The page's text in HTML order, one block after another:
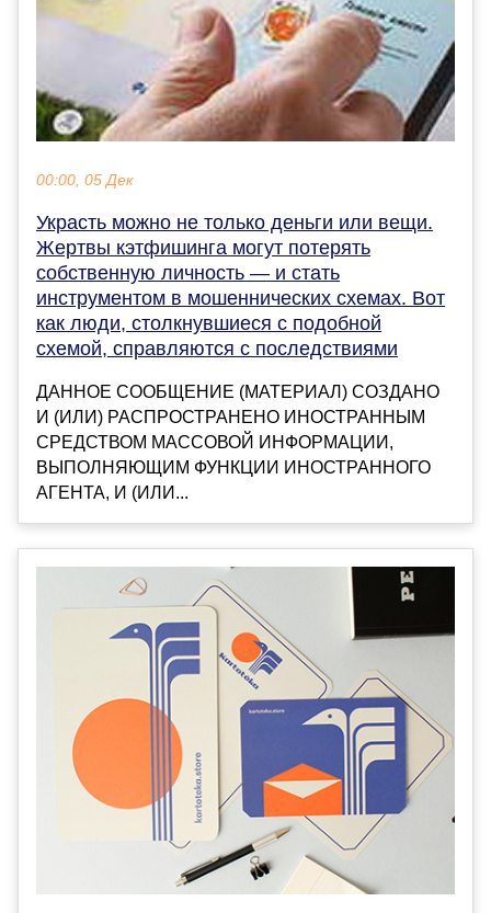
00:00, 05 Дек
Украсть можно не только деньги или вещи.
Жертвы кэтфишинга могут потерять
собственную личность — и стать
инструментом в мошеннических схемах. Вот
как люди, столкнувшиеся с подобной
схемой, справляются с последствиями
ДАННОЕ СООБЩЕНИЕ (МАТЕРИАЛ) СОЗДАНО
И (ИЛИ) РАСПРОСТРАНЕНО ИНОСТРАННЫМ
СРЕДСТВОМ МАССОВОЙ ИНФОРМАЦИИ,
ВЫПОЛНЯЮЩИМ ФУНКЦИИ ИНОСТРАННОГО
АГЕНТА, И (ИЛИ...